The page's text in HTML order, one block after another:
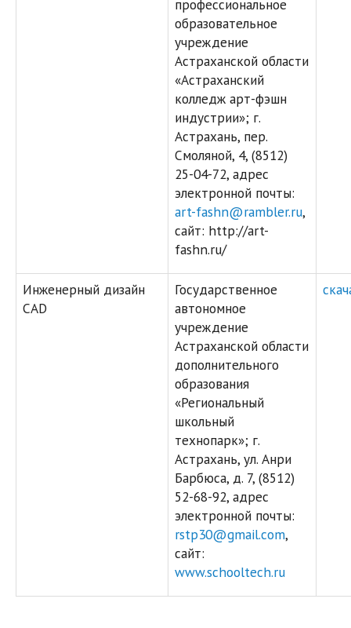
профессиональное
образовательное
учреждение
Астраханской области
«Астраханский
колледж арт-фэшн
индустрии»; г.
Астрахань, пер.
Смоляной, 4, (8512)
25-04-72, адрес
электронной почты:
art-fashn@rambler.ru,
сайт: http://art-
fashn.ru/
Инженерный дизайн
CAD
Государственное
автономное
учреждение
Астраханской области
дополнительного
образования
«Региональный
школьный
технопарк»; г.
Астрахань, ул. Анри
Барбюса, д. 7, (8512)
52-68-92, адрес
электронной почты:
rstp30@gmail.com,
сайт:
www.schooltech.ru